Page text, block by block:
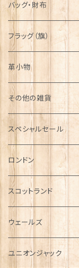
バッグ・財布
フラッグ（旗）
革小物
その他の雑貨
ミニカー
チャーム
犬グッズ
傘
指貫(シンブル)
スペシャルセール
ロンドン
スコットランド
ウェールズ
ユニオンジャック